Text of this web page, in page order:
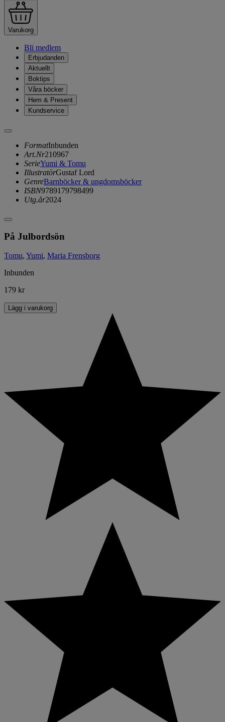
Varukorg
Bli medlem
Erbjudanden
Aktuellt
Boktips
Våra böcker
Hem & Present
Kundservice
FormatInbunden
Art.Nr210967
SerieYumi & Tomu
IllustratörGustaf Lord
GenreBarnböcker & ungdomsböcker
ISBN9789179798499
Utg.år2024
På Julbordsön
Tomu, Yumi, Maria Frensborg
Inbunden
179 kr
Lägg i varukorg